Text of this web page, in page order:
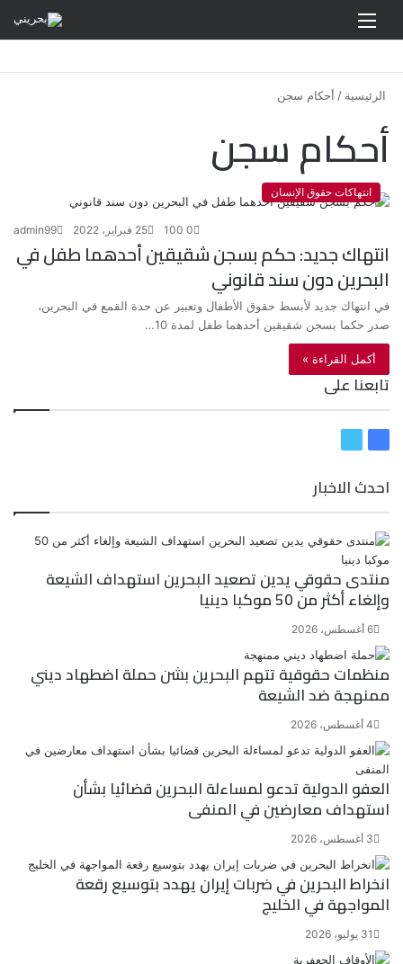
الرئيسية / أحكام سجن
أحكام سجن
انتهاكات حقوق الإنسان
admin99 25 فبراير، 2022 0
انتهاك جديد: حكم بسجن شقيقين أحدهما طفل في
البحرين دون سند قانوني
في انتهاك جديد لأبسط حقوق الأطفال وتعبير عن حدة القمع في البحرين،
صدر حكما بسجن شقيقين أحدهما طفل لمدة 10…
أكمل القراءة »
تابعنا على
س
ك
ي
احدث الاخبار
منتدى حقوقي يدين تصعيد البحرين استهداف الشيعة
وإلغاء أكثر من 50 موكبا دينيا
6 أغسطس، 2026
منظمات حقوقية تتهم البحرين بشن حملة اضطهاد ديني
ممنهجة ضد الشيعة
4 أغسطس، 2026
العفو الدولية تدعو لمساءلة البحرين قضائيا بشأن
استهداف معارضين في المنفى
3 أغسطس، 2026
انخراط البحرين في ضربات إيران يهدد بتوسيع رقعة
المواجهة في الخليج
31 يوليو، 2026